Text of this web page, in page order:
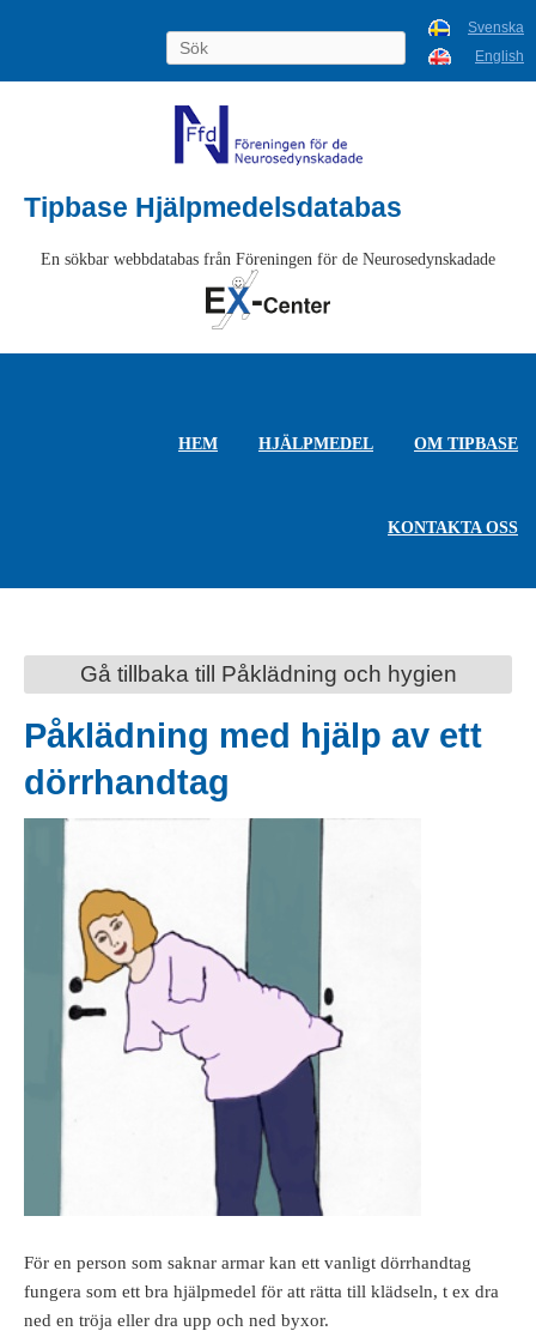
Svenska
English
Tipbase Hjälpmedelsdatabas
En sökbar webbdatabas från Föreningen för de Neurosedynskadade
HEM HJÄLPMEDEL OM TIPBASE
KONTAKTA OSS
Gå tillbaka till Påklädning och hygien
Påklädning med hjälp av ett
dörrhandtag
För en person som saknar armar kan ett vanligt dörrhandtag
fungera som ett bra hjälpmedel för att rätta till klädseln, t ex dra
ned en tröja eller dra upp och ned byxor.